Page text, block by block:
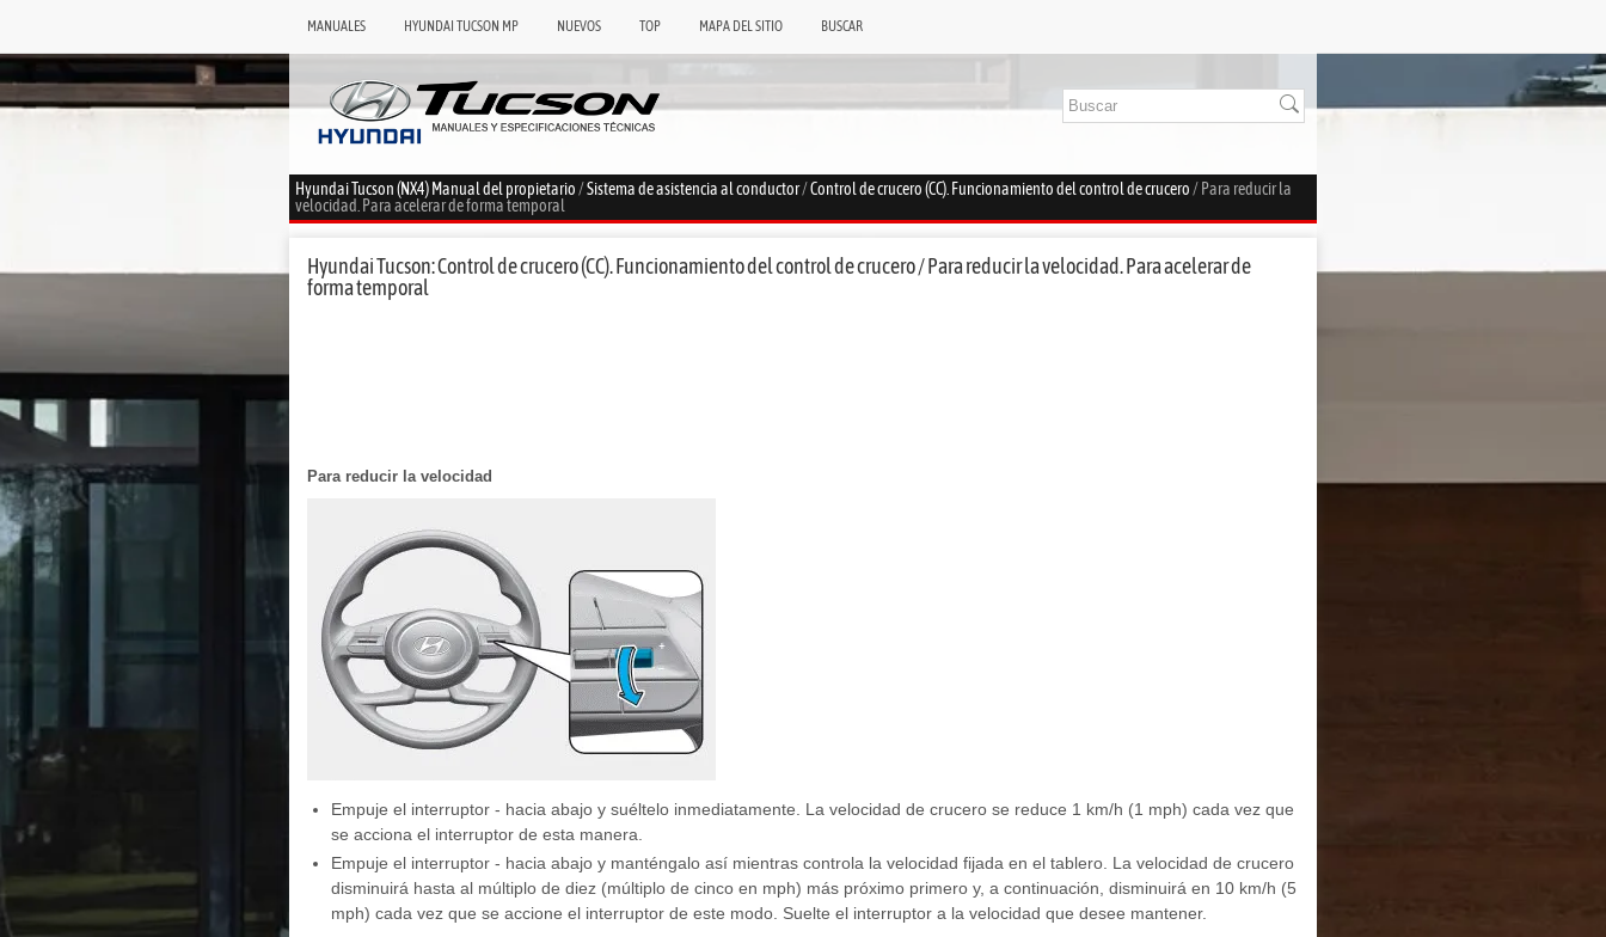
MANUALES HYUNDAI TUCSON MP NUEVOS TOP MAPA DEL SITIO BUSCAR
Hyundai Tucson (NX4) Manual del propietario/Sistema de asistencia al conductor/Control de crucero (CC). Funcionamiento del control de crucero/ Para reducir la
velocidad. Para acelerar de forma temporal
Hyundai Tucson: Control de crucero (CC). Funcionamiento del control de crucero / Para reducir la velocidad. Para acelerar de
forma temporal
Para reducir la velocidad
Empuje el interruptor - hacia abajo y suéltelo inmediatamente. La velocidad de crucero se reduce 1 km/h (1 mph) cada vez que
se acciona el interruptor de esta manera.
Empuje el interruptor - hacia abajo y manténgalo así mientras controla la velocidad fijada en el tablero. La velocidad de crucero
disminuirá hasta al múltiplo de diez (múltiplo de cinco en mph) más próximo primero y, a continuación, disminuirá en 10 km/h (5
mph) cada vez que se accione el interruptor de este modo. Suelte el interruptor a la velocidad que desee mantener.